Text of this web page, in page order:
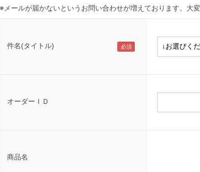
※メールが届かないというお問い合わせが増えております。大
件名(タイトル)
オーダーＩＤ
商品名